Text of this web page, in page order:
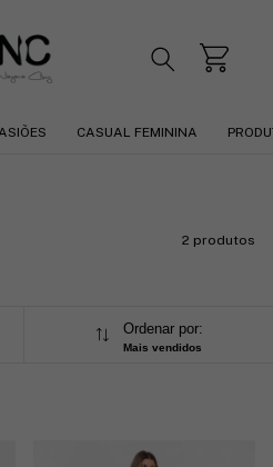
CASUAL FEMININA
2 produtos
Ordenar por:
Mais vendidos